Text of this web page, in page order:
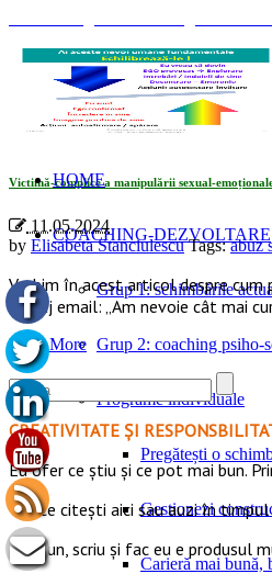
HOME
COACHING-DEZVOLTARE
Grup 1: schimbările
Grup 2: coaching psiho-
Programe individuale
Pregătești o
Gestionezi
Carieră mai bună,
Victimă-complice a manipulării sexual-
11.05.2024
by Elisabeta Stanciulescu Tags:abuz
Vorbim în acest articol despre cum
mesaj email: „Am nevoie cât mai
Read More
CREATIVITATE ȘI
Eu ofer ce ştiu şi ce pot mai bun.
Tot ce citești aici sau auzi în
Ce spun, scriu și fac eu e produsul